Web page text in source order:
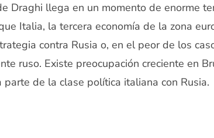
Draghi llega en un momento de enorme
Italia, la tercera economía de la zona
contra Rusia o, en el peor de los
ruso. Existe preocupación creciente en
parte de la clase política italiana con Rusia.